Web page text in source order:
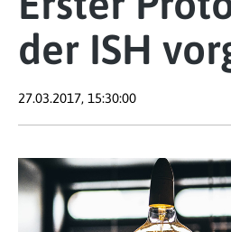
der ISH
27.03.2017, 15:30:00